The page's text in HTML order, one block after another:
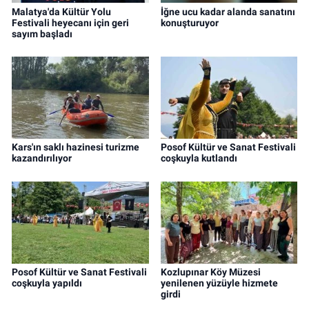
Malatya'da Kültür Yolu
Festivali heyecanı için geri
sayım başladı
İğne ucu kadar alanda sanatını
konuşturuyor
Kars'ın saklı hazinesi turizme
kazandırılıyor
Posof Kültür ve Sanat Festivali
coşkuyla kutlandı
Posof Kültür ve Sanat Festivali
coşkuyla yapıldı
Kozlupınar Köy Müzesi
yenilenen yüzüyle hizmete
girdi